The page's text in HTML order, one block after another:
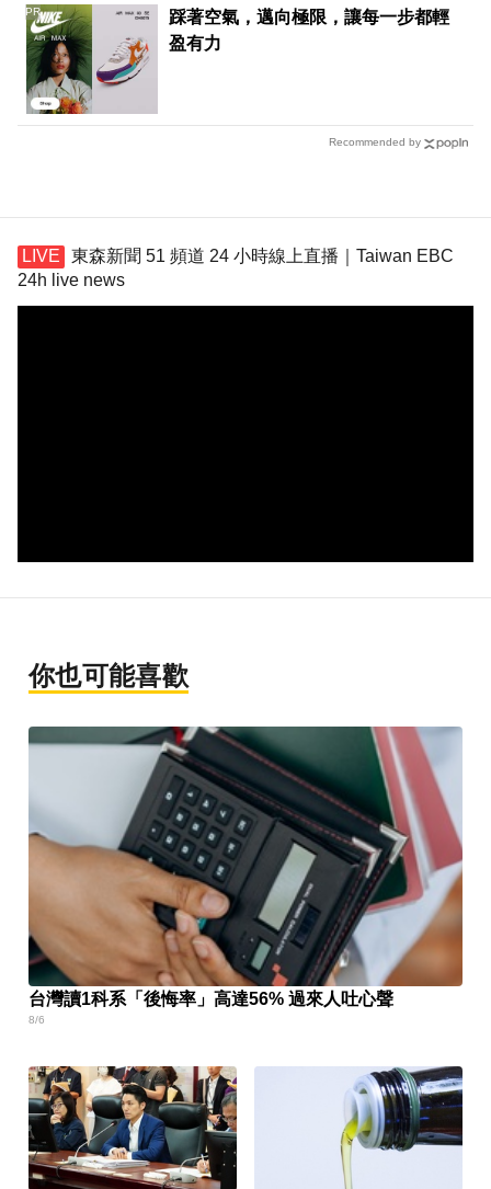
踩著空氣，邁向極限，讓每一步都輕
盈有力
PR
Recommended by
東森新聞 51 頻道 24 小時線上直播｜Taiwan EBC
24h live news
你也可能喜歡
台灣讀1科系「後悔率」高達56% 過來人吐心聲
8/6